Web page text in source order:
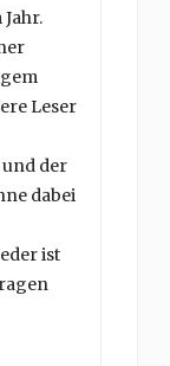
Leser
der
dabei
ist